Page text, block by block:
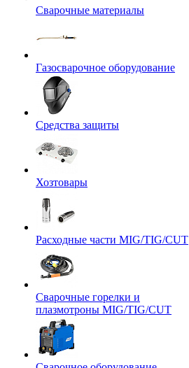
Сварочные материалы
Газосварочное оборудование
Средства защиты
Хозтовары
Расходные части MIG/TIG/CUT
Сварочные горелки и
плазмотроны MIG/TIG/CUT